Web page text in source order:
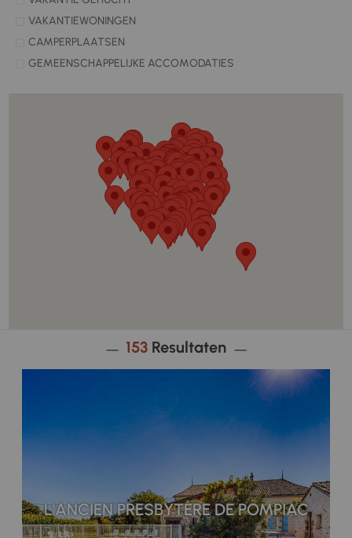
VAKANTIEWONINGEN
CAMPERPLAATSEN
GEMEENSCHAPPELIJKE ACCOMODATIES
153 Resultaten
L'ANCIEN PRESBYTÈRE DE POMPIAC